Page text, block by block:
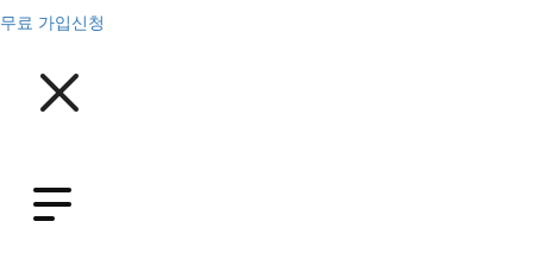
무료 가입신청